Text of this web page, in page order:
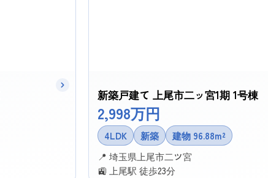
新築戸建て 上尾市二ッ宮1期 1号棟
2,998万円
4LDK 新築
建物 96.88m²
📍 埼玉県上尾市二ツ宮
🚉 上尾駅 徒歩23分